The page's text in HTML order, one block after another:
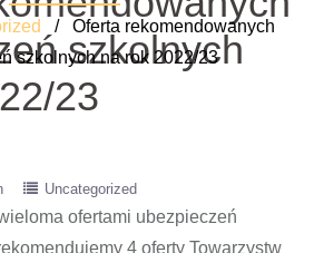
/ Oferta rekomendowanych
szkolnych na rok 2022/23
szkolnych
23
Uncategorized
ofertami ubezpieczeń
4 oferty Towarzystw